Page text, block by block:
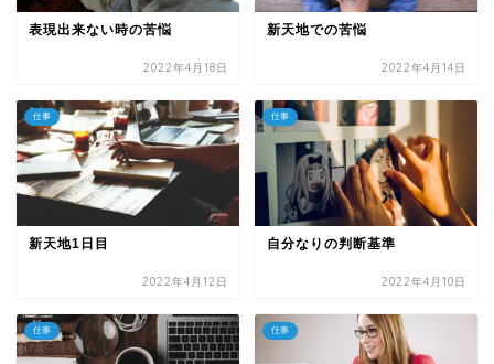
表現出来ない時の苦悩
2022年4月18日
新天地での苦悩
2022年4月14日
仕事
新天地1日目
2022年4月12日
仕事
自分なりの判断基準
2022年4月10日
仕事 仕事